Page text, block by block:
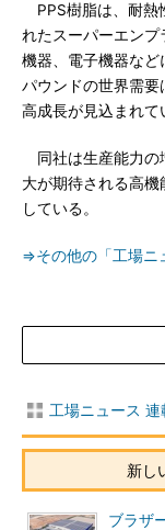
PPS樹脂は、耐熱
れたスーパーエンプ
機器、電子機器など
パウンドの世界需
高成長が見込まれて
同社は生産能力の
大が期待される高
している。
⇒その他の「工場ニ
工場ニュース 連
新し
ブラザ